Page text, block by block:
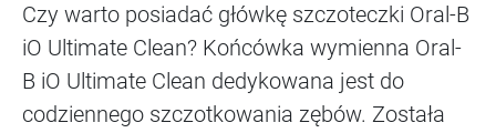
Czy warto posiadać główkę szczoteczki Oral-B
iO Ultimate Clean? Końcówka wymienna Oral-
B iO Ultimate Clean dedykowana jest do
codziennego szczotkowania zębów. Została